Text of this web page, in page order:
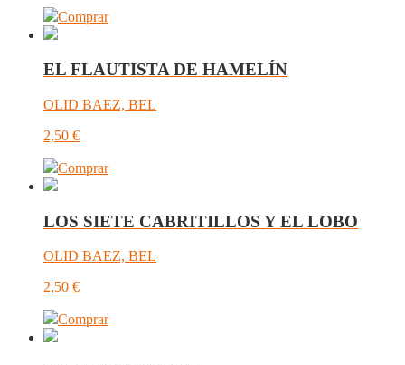
Comprar
EL FLAUTISTA DE HAMELÍN
OLID BAEZ, BEL
2,50 €
Comprar
LOS SIETE CABRITILLOS Y EL LOBO
OLID BAEZ, BEL
2,50 €
Comprar